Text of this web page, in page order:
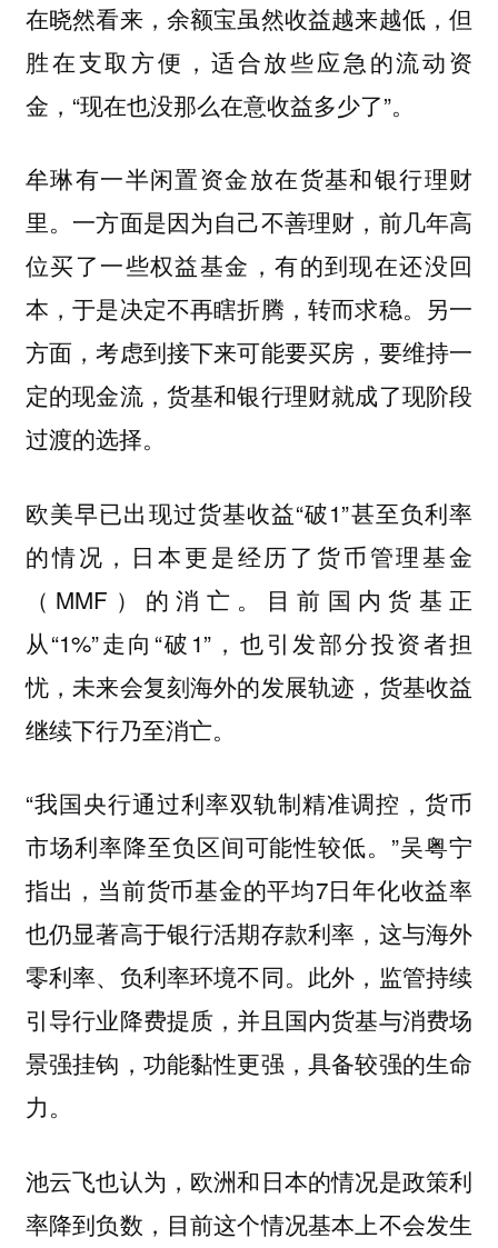
在晓然看来，余额宝虽然收益越来越低，但
胜在支取方便，适合放些应急的流动资
金，“现在也没那么在意收益多少了”。
牟琳有一半闲置资金放在货基和银行理财
里。一方面是因为自己不善理财，前几年高
位买了一些权益基金，有的到现在还没回
本，于是决定不再瞎折腾，转而求稳。另一
方面，考虑到接下来可能要买房，要维持一
定的现金流，货基和银行理财就成了现阶段
过渡的选择。
欧美早已出现过货基收益“破1”甚至负利率
的情况，日本更是经历了货币管理基金
（MMF）的消亡。目前国内货基正
从“1%”走向“破1”，也引发部分投资者担
忧，未来会复刻海外的发展轨迹，货基收益
继续下行乃至消亡。
“我国央行通过利率双轨制精准调控，货币
市场利率降至负区间可能性较低。”吴粤宁
指出，当前货币基金的平均7日年化收益率
也仍显著高于银行活期存款利率，这与海外
零利率、负利率环境不同。此外，监管持续
引导行业降费提质，并且国内货基与消费场
景强挂钩，功能黏性更强，具备较强的生命
力。
池云飞也认为，欧洲和日本的情况是政策利
率降到负数，目前这个情况基本上不会发生